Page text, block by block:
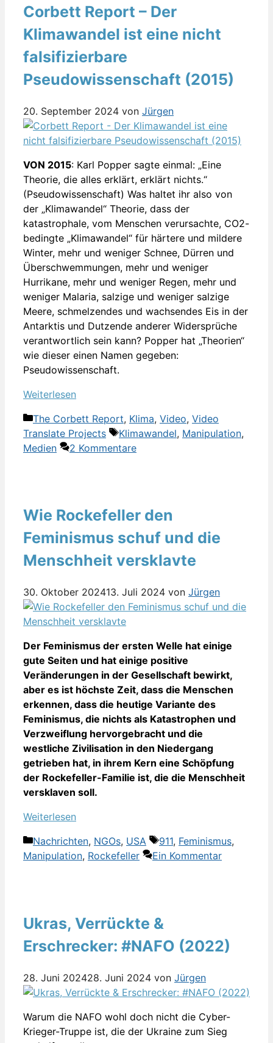
Corbett Report – Der
Klimawandel ist eine nicht
falsifizierbare
Pseudowissenschaft (2015)
20. September 2024 von Jürgen
VON 2015: Karl Popper sagte einmal: „Eine
Theorie, die alles erklärt, erklärt nichts.“
(Pseudowissenschaft) Was haltet ihr also von
der „Klimawandel“ Theorie, dass der
katastrophale, vom Menschen verursachte, CO2-
bedingte „Klimawandel“ für härtere und mildere
Winter, mehr und weniger Schnee, Dürren und
Überschwemmungen, mehr und weniger
Hurrikane, mehr und weniger Regen, mehr und
weniger Malaria, salzige und weniger salzige
Meere, schmelzendes und wachsendes Eis in der
Antarktis und Dutzende anderer Widersprüche
verantwortlich sein kann? Popper hat „Theorien“
wie dieser einen Namen gegeben:
Pseudowissenschaft.
Weiterlesen
Kategorien
The Corbett Report, Klima, Video, Video
Translate Projects
Schlagwörter
Klimawandel, Manipulation,
Medien
2 Kommentare
Wie Rockefeller den
Feminismus schuf und die
Menschheit versklavte
30. Oktober 202413. Juli 2024 von Jürgen
Der Feminismus der ersten Welle hat einige
gute Seiten und hat einige positive
Veränderungen in der Gesellschaft bewirkt,
aber es ist höchste Zeit, dass die Menschen
erkennen, dass die heutige Variante des
Feminismus, die nichts als Katastrophen und
Verzweiflung hervorgebracht und die
westliche Zivilisation in den Niedergang
getrieben hat, in ihrem Kern eine Schöpfung
der Rockefeller-Familie ist, die die Menschheit
versklaven soll.
Weiterlesen
Kategorien
Nachrichten, NGOs, USA Schlagwörter
911, Feminismus,
Manipulation, Rockefeller Ein Kommentar
Ukras, Verrückte &
Erschrecker: #NAFO (2022)
28. Juni 202428. Juni 2024 von Jürgen
Warum die NAFO wohl doch nicht die Cyber-
Krieger-Truppe ist, die der Ukraine zum Sieg